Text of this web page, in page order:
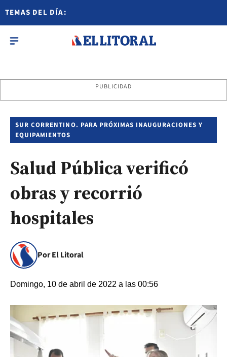
TEMAS DEL DÍA:
PUBLICIDAD
SUR CORRENTINO. PARA PRÓXIMAS INAUGURACIONES Y
EQUIPAMIENTOS
Salud Pública verificó
obras y recorrió
hospitales
Por El Litoral
Domingo, 10 de abril de 2022 a las 00:56